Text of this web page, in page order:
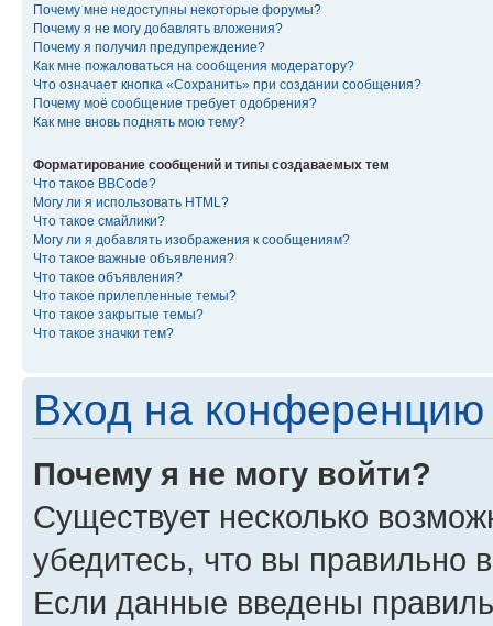
Почему мне недоступны некоторые форумы?
Почему я не могу добавлять вложения?
Почему я получил предупреждение?
Как мне пожаловаться на сообщения модератору?
Что означает кнопка «Сохранить» при создании сообщения?
Почему моё сообщение требует одобрения?
Как мне вновь поднять мою тему?
Форматирование сообщений и типы создаваемых тем
Что такое BBCode?
Могу ли я использовать HTML?
Что такое смайлики?
Могу ли я добавлять изображения к сообщениям?
Что такое важные объявления?
Что такое объявления?
Что такое прилепленные темы?
Что такое закрытые темы?
Что такое значки тем?
Вход на конференцию
Почему я не могу войти?
Существует несколько
убедитесь, что вы правильно
Если данные введены